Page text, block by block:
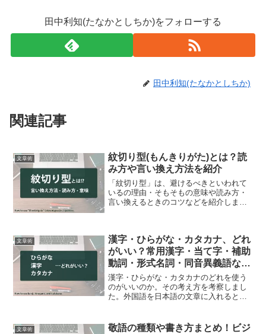
田中利知(たなかとしちか)をフォローする
田中利知(たなかとしちか)
関連記事
文章術
紋切り型(もんきりがた)とは？読
み方や言い換え方法を紹介
「紋切り型」は、避けるべきといわれて
いるの理由・そもそもの意味や読み方・
言い換えるときのコツなどを紹介しま
文章術
漢字・ひらがな・カタカナ、どれ
がいい？常用漢字・当て字・補助
動詞・形式名詞・同音異義語な
ど、表記の注意点まとめ
漢字・ひらがな・カタカナのどれを使う
のがいいのか。その考え方を考察しまし
た。外国語を日本語の文章に入れるとき
文章術
敬語の種類や書き方まとめ！ビジ